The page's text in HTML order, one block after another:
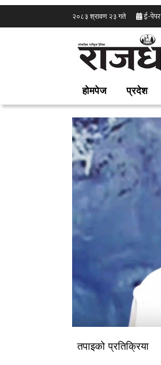
२०८३ श्रावण २३ गते ई-पेपर
होमपेज प्रदेश
तपाइको प्रतिक्रिया